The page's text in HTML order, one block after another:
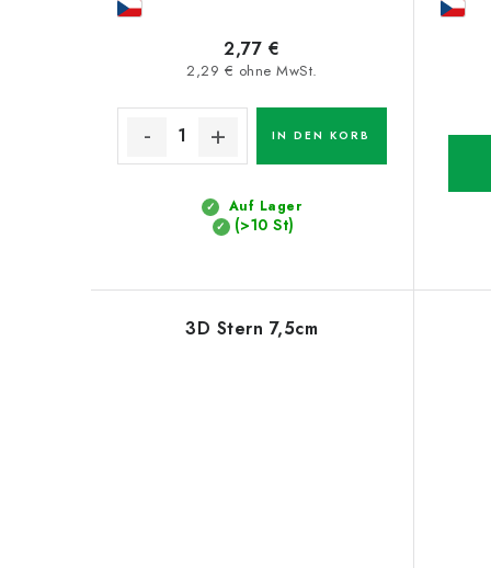
Auf Lager
(>10 St)
2,29 € ohne MwSt.
2,77 €
IN DEN KORB
3D Stern 7,5cm